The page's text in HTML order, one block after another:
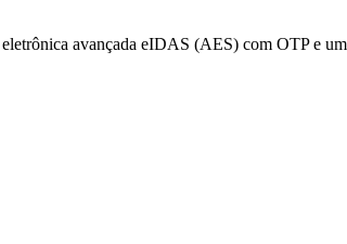
avançada eIDAS (AES) com OTP e